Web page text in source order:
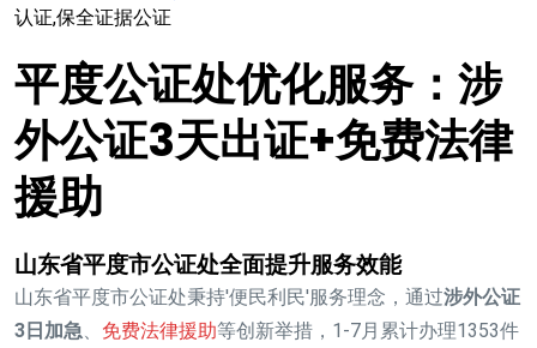
认证,保全证据公证
平度公证处优化服务：涉
外公证3天出证+免费法律
援助
山东省平度市公证处全面提升服务效能
山东省平度市公证处秉持'便民利民'服务理念，通过涉外公证
3日加急、 免费法律援助等创新举措，1-7月累计办理1353件